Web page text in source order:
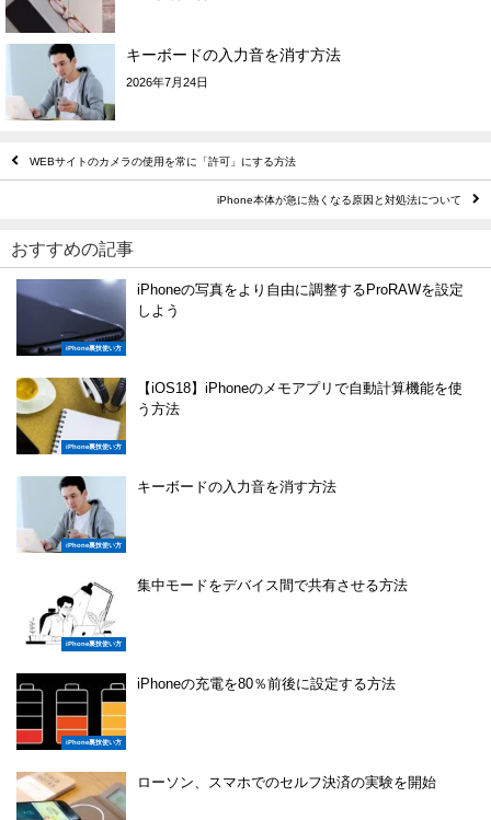
キーボードの入力音を消す方法
2026年7月24日
WEBサイトのカメラの使用を常に「許可」にする方法
iPhone本体が急に熱くなる原因と対処法について
おすすめの記事
iPhone裏技使い方
iPhoneの写真をより自由に調整するProRAWを設定
しよう
iPhone裏技使い方
【iOS18】iPhoneのメモアプリで自動計算機能を使
う方法
iPhone裏技使い方
キーボードの入力音を消す方法
iPhone裏技使い方
集中モードをデバイス間で共有させる方法
iPhone裏技使い方
iPhoneの充電を80％前後に設定する方法
ローソン、スマホでのセルフ決済の実験を開始